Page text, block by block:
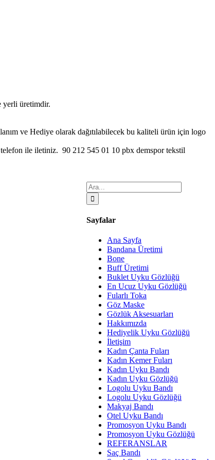
yerli üretimdir.
ve Hediye olarak dağıtılabilecek bu kaliteli ürün için logo
ile iletiniz. 90 212 545 01 10 pbx demspor tekstil
Ara:
Sayfalar
Ana Sayfa
Bandana Üretimi
Bone
Buff Üretimi
Buklet Uyku Gözlüğü
En Ucuz Uyku Gözlüğü
Fularlı Toka
Göz Maske
Gözlük Aksesuarları
Hakkımızda
Hediyelik Uyku Gözlüğü
İletişim
Kadın Çanta Fuları
Kadın Kemer Fuları
Kadın Uyku Bandı
Kadın Uyku Gözlüğü
Logolu Uyku Bandı
Logolu Uyku Gözlüğü
Makyaj Bandı
Otel Uyku Bandı
Promosyon Uyku Bandı
Promosyon Uyku Gözlüğü
REFERANSLAR
Saç Bandı